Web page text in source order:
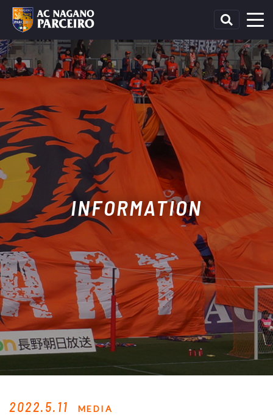
INFORMATION
2022.5.11 MEDIA